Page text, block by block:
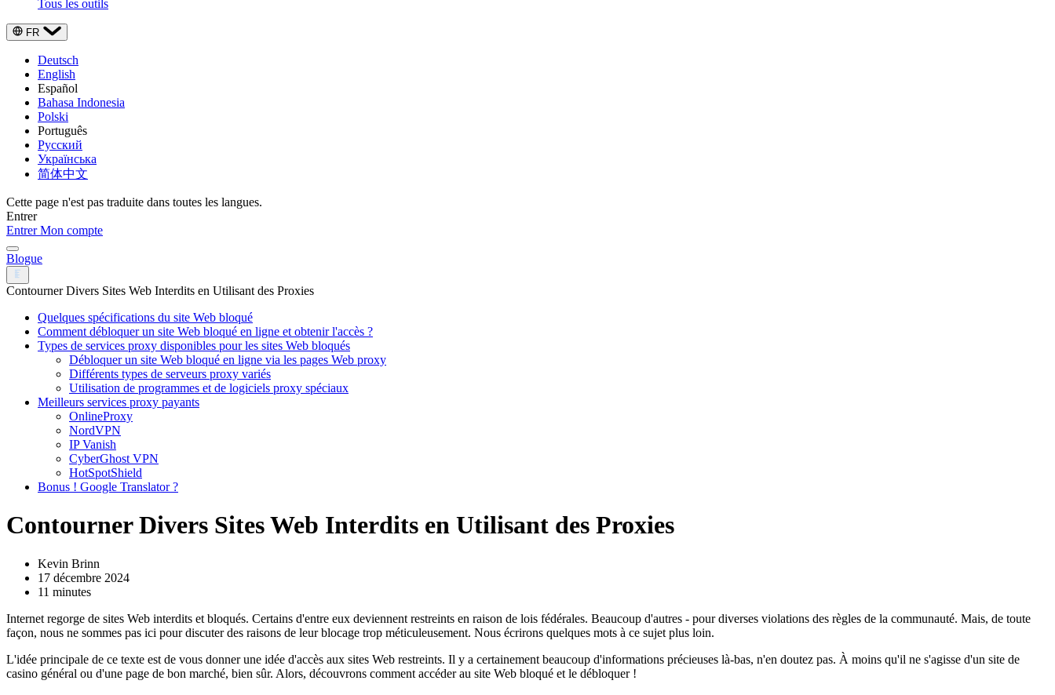
Tous les outils
FR
Deutsch
English
Español
Bahasa Indonesia
Polski
Português
Русский
Українська
简体中文
Cette page n'est pas traduite dans toutes les langues.
Entrer
EntrerMon compte
Blogue
Contourner Divers Sites Web Interdits en Utilisant des Proxies
Quelques spécifications du site Web bloqué
Comment débloquer un site Web bloqué en ligne et obtenir l'accès ?
Types de services proxy disponibles pour les sites Web bloqués
Débloquer un site Web bloqué en ligne via les pages Web proxy
Différents types de serveurs proxy variés
Utilisation de programmes et de logiciels proxy spéciaux
Meilleurs services proxy payants
OnlineProxy
NordVPN
IP Vanish
CyberGhost VPN
HotSpotShield
Bonus ! Google Translator ?
Contourner Divers Sites Web Interdits en Utilisant des Proxies
Kevin Brinn
17 décembre 2024
11 minutes
Internet regorge de sites Web interdits et bloqués. Certains d'entre eux deviennent restreints en raison de lois fédérales. Beaucoup d'autres - pour diverses violations des règles de la communauté. Mais, de toute
façon, nous ne sommes pas ici pour discuter des raisons de leur blocage trop méticuleusement. Nous écrirons quelques mots à ce sujet plus loin.
L'idée principale de ce texte est de vous donner une idée d'accès aux sites Web restreints. Il y a certainement beaucoup d'informations précieuses là-bas, n'en doutez pas. À moins qu'il ne s'agisse d'un site de
casino général ou d'une page de bon marché, bien sûr. Alors, découvrons comment accéder au site Web bloqué et le débloquer !